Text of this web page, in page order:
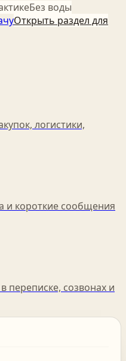
Без воды
Открыть раздел для
логистики,
и короткие сообщения
переписке, созвонах и